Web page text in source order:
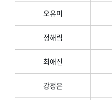
오유미
정해림
최애진
강정은